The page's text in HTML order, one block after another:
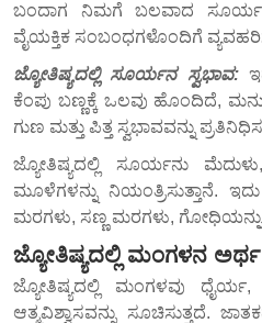
ಬಂದಾಗ ನಿಮಗೆ ಬಲವಾದ ಸೂರ್ಯ
ವೈಯಕ್ತಿಕ ಸಂಬಂಧಗಳೊಂದಿಗೆ
ಜ್ಯೋತಿಷ್ಯದಲ್ಲಿ ಸೂರ್ಯನ ಸ್ವಭಾವ:
ಕೆಂಪು ಬಣ್ಣಕ್ಕೆ ಒಲವು ಹೊಂದಿದೆ,
ಗುಣ ಮತ್ತು ಪಿತ್ತ ಸ್ವಭಾವವನ್ನು
ಜ್ಯೋತಿಷ್ಯದಲ್ಲಿ ಸೂರ್ಯನು
ಮೂಳೆಗಳನ್ನು ನಿಯಂತ್ರಿಸುತ್ತಾನೆ.
ಮರಗಳು, ಸಣ್ಣ ಮರಗಳು, ಗೋಧಿಯನ್ನು
ಜ್ಯೋತಿಷ್ಯದಲ್ಲಿ ಮಂಗಳನ ಅರ್ಥ
ಜ್ಯೋತಿಷ್ಯದಲ್ಲಿ ಮಂಗಳವು
ಆತ್ಮವಿಶ್ವಾಸವನ್ನು ಸೂಚಿಸುತ್ತದೆ.